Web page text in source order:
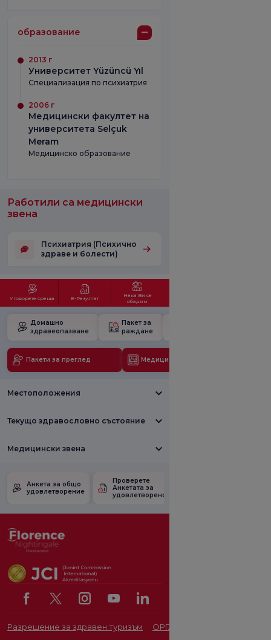
образование
2013 г
Университет Yüzüncü Yıl
Специализация по психиатрия
2006 г
Медицински факултет на
университета Selçuk
Meram
Медицинско образование
Работили са медицински
звена
Психиатрия (Психично
здраве и болести)
Уговорете среща Е-Резултат
Нека Ви се
обадим
Домашно
здравеопазване
Пакет за
раждане
Пакети за преглед Медицински технологии
Местоположения
Текущо здравословно състояние
Медицински звена
Анкета за общо
удовлетворение
Проверете
Анкетата за
удовлетвореност.
Разрешение за здравен туризъм ОРГАН ЗА ЗАЩИТА НА